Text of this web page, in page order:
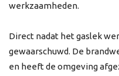
werkzaamheden.
Direct nadat het gaslek
gewaarschuwd. De
en heeft de omgeving